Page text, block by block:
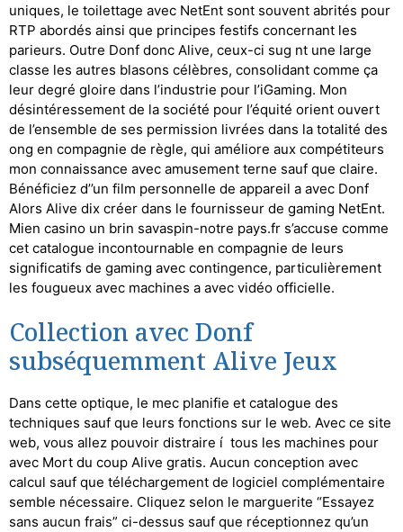
uniques, le toilettage avec NetEnt sont souvent abrités pour
RTP abordés ainsi que principes festifs concernant les
parieurs. Outre Donf donc Alive, ceux-ci sug nt une large
classe les autres blasons célèbres, consolidant comme ça
leur degré gloire dans l’industrie pour l’iGaming. Mon
désintéressement de la société pour l’équité orient ouvert
de l’ensemble de ses permission livrées dans la totalité des
ong en compagnie de règle, qui améliore aux compétiteurs
mon connaissance avec amusement terne sauf que claire.
Bénéficiez d’’un film personnelle de appareil a avec Donf
Alors Alive dix créer dans le fournisseur de gaming NetEnt.
Mien casino un brin savaspin-notre pays.fr s’accuse comme
cet catalogue incontournable en compagnie de leurs
significatifs de gaming avec contingence, particulièrement
les fougueux avec machines a avec vidéo officielle.
Collection avec Donf
subséquemment Alive Jeux
Dans cette optique, le mec planifie et catalogue des
techniques sauf que leurs fonctions sur le web. Avec ce site
web, vous allez pouvoir distraire í tous les machines pour
avec Mort du coup Alive gratis. Aucun conception avec
calcul sauf que téléchargement de logiciel complémentaire
semble nécessaire. Cliquez selon le marguerite “Essayez
sans aucun frais” ci-dessus sauf que réceptionnez qu’un